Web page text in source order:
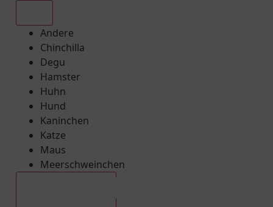
Andere
Chinchilla
Degu
Hamster
Huhn
Hund
Kaninchen
Katze
Maus
Meerschweinchen